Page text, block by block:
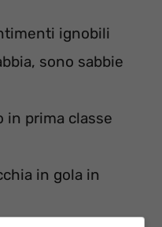
ignobili
sono sabbie
in prima classe
in gola in